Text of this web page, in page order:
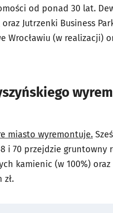
od ponad 30 lat.
Jutrzenki Business
Wrocławiu (w realizacji)
miasto wyremontuje.
i 70 przejdzie
kamienic (w 100%)
zł.